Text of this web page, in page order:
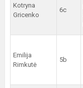
Kotryna
Gricenko
6c
Emilija
Rimkutė
5b